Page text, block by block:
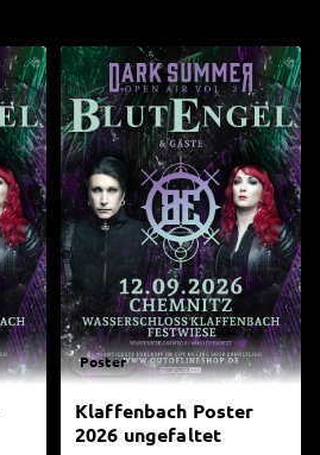
Poster
Klaffenbach Poster
2026 ungefaltet